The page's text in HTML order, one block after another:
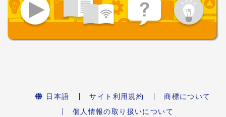
日本語 サイト利用規約
商標について
個人情報の取り扱いについて